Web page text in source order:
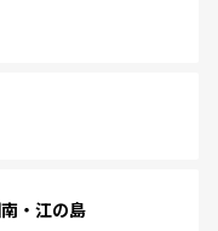
・江の島